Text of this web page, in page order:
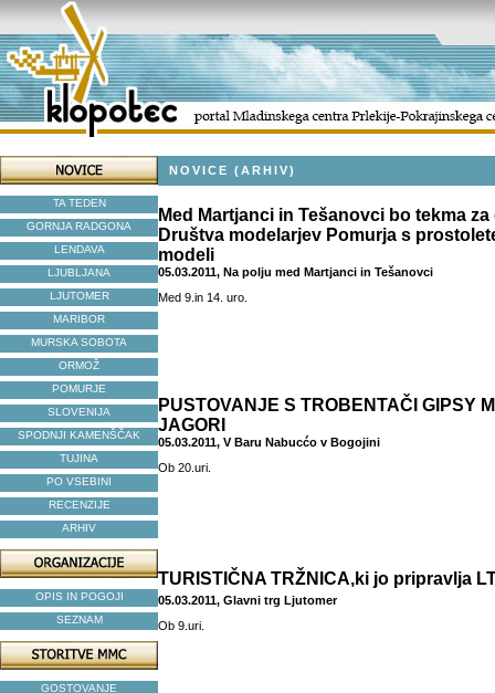
TA TEDEN
GORNJA RADGONA
LENDAVA
LJUBLJANA
LJUTOMER
MARIBOR
MURSKA SOBOTA
ORMOŽ
POMURJE
SLOVENIJA
SPODNJI KAMENŠČAK
TUJINA
PO VSEBINI
RECENZIJE
ARHIV
OPIS IN POGOJI
SEZNAM
GOSTOVANJE
NOVICE (ARHIV)
Med Martjanci in Tešanovci bo tekma
Društva modelarjev Pomurja s
modeli
05.03.2011, Na polju med Martjanci in Tešanovci
Med 9.in 14. uro.
PUSTOVANJE S TROBENTAČI GIPSY
JAGORI
05.03.2011, V Baru Nabucćo v Bogojini
Ob 20.uri.
TURISTIČNA TRŽNICA,ki jo pripravlja
05.03.2011, Glavni trg Ljutomer
Ob 9.uri.